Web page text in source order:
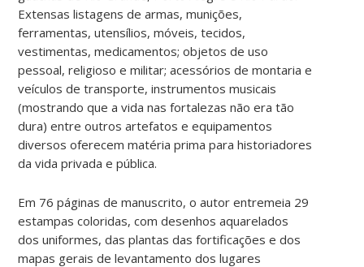
Extensas listagens de armas, munições,
ferramentas, utensílios, móveis, tecidos,
vestimentas, medicamentos; objetos de uso
pessoal, religioso e militar; acessórios de montaria e
veículos de transporte, instrumentos musicais
(mostrando que a vida nas fortalezas não era tão
dura) entre outros artefatos e equipamentos
diversos oferecem matéria prima para historiadores
da vida privada e pública.
Em 76 páginas de manuscrito, o autor entremeia 29
estampas coloridas, com desenhos aquarelados
dos uniformes, das plantas das fortificações e dos
mapas gerais de levantamento dos lugares